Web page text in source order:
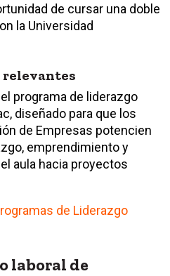
de cursar una doble
la Universidad
relevantes
programa de liderazgo
diseñado para que los
de Empresas potencien
emprendimiento y
aula hacia proyectos
de Liderazgo
laboral de